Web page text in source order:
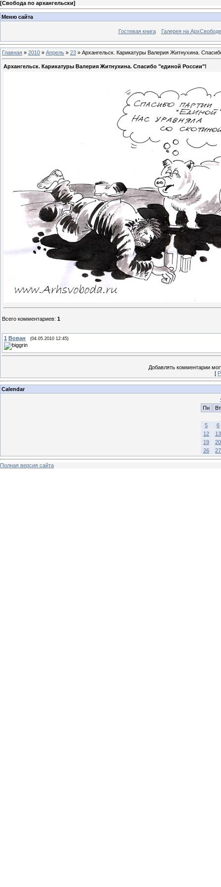
[Свобода по архангельски]
Меню сайта
Гостевая книга Галерея на АрхСвободе
Главная » 2010 » Апрель » 23 » Архангельск. Карикатуры Валерия Житнухина.
Архангельск. Карикатуры Валерия Житнухина. Cпасибо "единой России"!
Всего комментариев: 1
1 Вован (04.05.2010 12:45)
Добавлять комментарии
[
Calendar
Пн
Вт
5
6
12
13
19
20
26
27
Полная версия сайта